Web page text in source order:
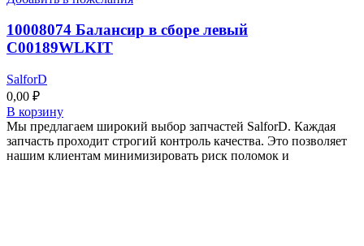
10008074 Балансир в сборе левый
C00189WLKIT
SalforD
0,00 ₽
В корзину
Мы предлагаем широкий выбор запчастей SalforD. Каждая
запчасть проходит строгий контроль качества. Это позволяет
нашим клиентам минимизировать риск поломок и